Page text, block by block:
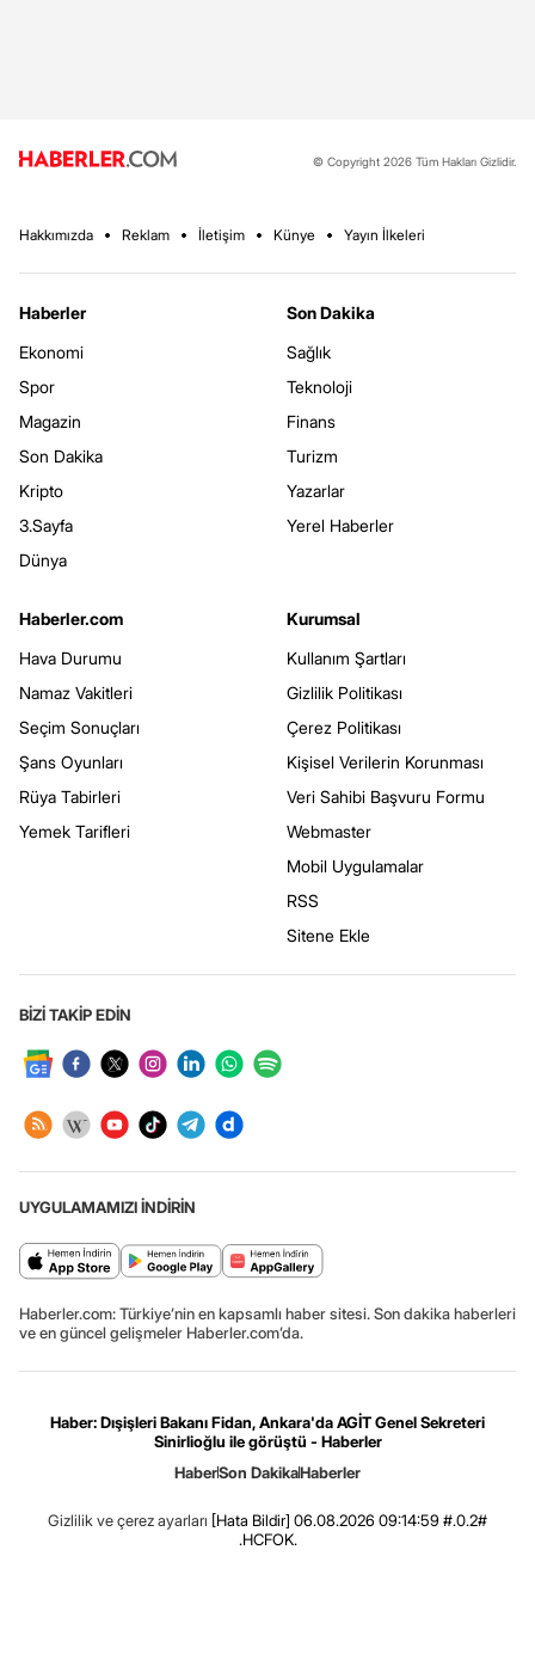
© Copyright 2026 Tüm Hakları Gizlidir.
Hakkımızda Reklam İletişim Künye Yayın İlkeleri
Haberler
Ekonomi
Spor
Magazin
Son Dakika
Kripto
3.Sayfa
Dünya
Son Dakika
Sağlık
Teknoloji
Finans
Turizm
Yazarlar
Yerel Haberler
Haberler.com
Hava Durumu
Namaz Vakitleri
Seçim Sonuçları
Şans Oyunları
Rüya Tabirleri
Yemek Tarifleri
Kurumsal
Kullanım Şartları
Gizlilik Politikası
Çerez Politikası
Kişisel Verilerin Korunması
Veri Sahibi Başvuru Formu
Webmaster
Mobil Uygulamalar
RSS
Sitene Ekle
BİZİ TAKİP EDİN
UYGULAMAMIZI İNDİRİN
Haberler.com: Türkiye’nin en kapsamlı haber sitesi. Son dakika haberleri
ve en güncel gelişmeler Haberler.com’da.
Haber: Dışişleri Bakanı Fidan, Ankara'da AGİT Genel Sekreteri
Sinirlioğlu ile görüştü - Haberler
HaberSon DakikaHaberler
Gizlilik ve çerez ayarları [Hata Bildir] 06.08.2026 09:14:59 #.0.2#
.HCFOK.